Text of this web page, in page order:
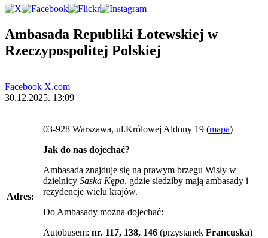
Ambasada Republiki Łotewskiej w
Rzeczypospolitej Polskiej
Facebook X.com
30.12.2025. 13:09
Adres:
03-928 Warszawa, ul.Królowej Aldony 19 (mapa)
Jak do nas dojechać?
Ambasada znajduje się na prawym brzegu Wisły w
dzielnicy Saska Kępa, gdzie siedziby mają ambasady i
rezydencje wielu krajów.
Do Ambasady można dojechać:
Autobusem: nr. 117, 138, 146 (przystanek Francuska)